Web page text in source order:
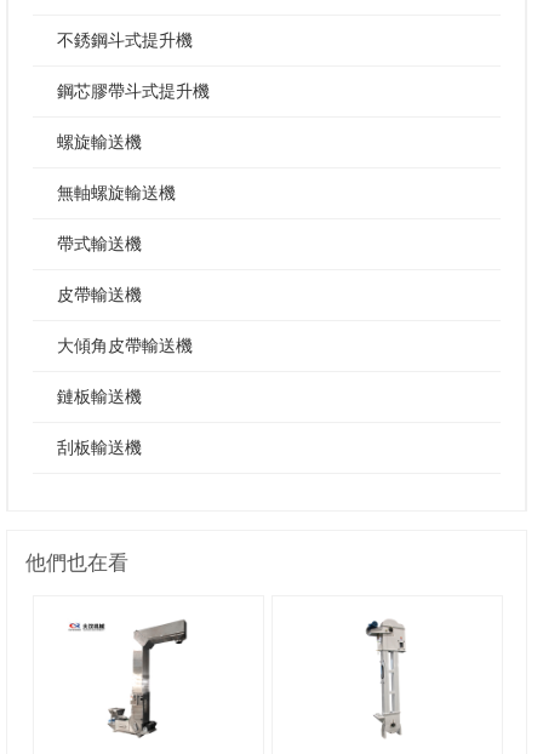
不銹鋼斗式提升機
鋼芯膠帶斗式提升機
螺旋輸送機
無軸螺旋輸送機
帶式輸送機
皮帶輸送機
大傾角皮帶輸送機
鏈板輸送機
刮板輸送機
他們也在看